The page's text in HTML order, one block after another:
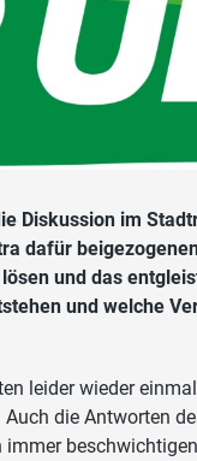
Diskussion im
dafür
und das
und welche
leider wieder
die Antworten